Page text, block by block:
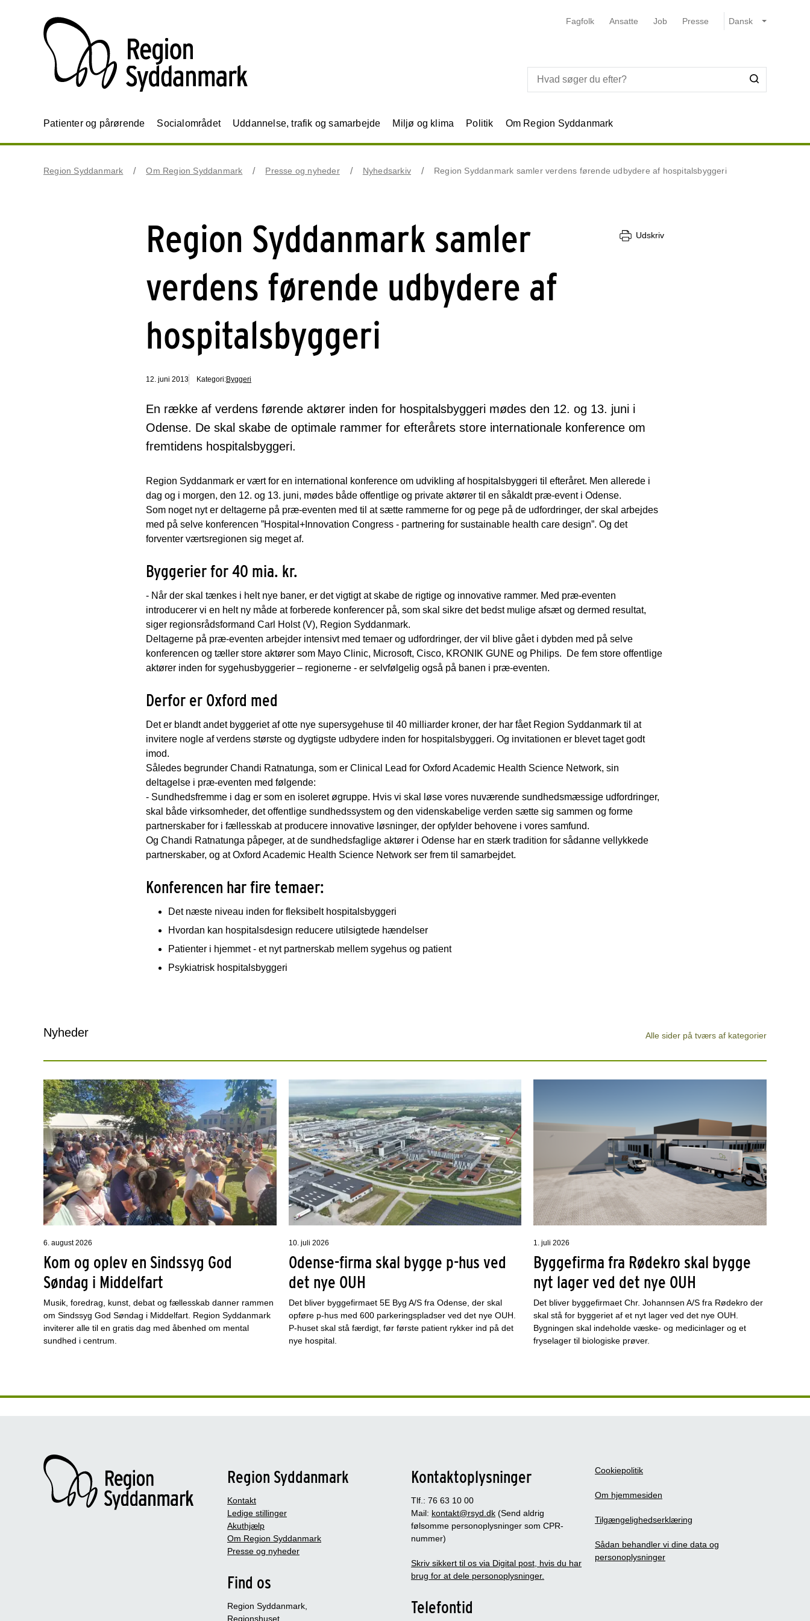
Fagfolk Ansatte Job Presse
Patienter og pårørende Socialområdet Uddannelse, trafik og samarbejde Miljø og klima Politik Om Region Syddanmark
Region Syddanmark Om Region Syddanmark Presse og nyheder Nyhedsarkiv Region Syddanmark samler verdens førende udbydere af hospitalsbyggeri
Region Syddanmark samler
verdens førende udbydere af
hospitalsbyggeri
Udskriv
12. juni 2013 Kategori:Byggeri
En række af verdens førende aktører inden for hospitalsbyggeri mødes den 12. og 13. juni i
Odense. De skal skabe de optimale rammer for efterårets store internationale konference om
fremtidens hospitalsbyggeri.
Region Syddanmark er vært for en international konference om udvikling af hospitalsbyggeri til efteråret. Men allerede i
dag og i morgen, den 12. og 13. juni, mødes både offentlige og private aktører til en såkaldt præ-event i Odense.
Som noget nyt er deltagerne på præ-eventen med til at sætte rammerne for og pege på de udfordringer, der skal arbejdes
med på selve konferencen ”Hospital+Innovation Congress - partnering for sustainable health care design”. Og det
forventer værtsregionen sig meget af.
Byggerier for 40 mia. kr.
- Når der skal tænkes i helt nye baner, er det vigtigt at skabe de rigtige og innovative rammer. Med præ-eventen
introducerer vi en helt ny måde at forberede konferencer på, som skal sikre det bedst mulige afsæt og dermed resultat,
siger regionsrådsformand Carl Holst (V), Region Syddanmark.
Deltagerne på præ-eventen arbejder intensivt med temaer og udfordringer, der vil blive gået i dybden med på selve
konferencen og tæller store aktører som Mayo Clinic, Microsoft, Cisco, KRONIK GUNE og Philips. De fem store offentlige
aktører inden for sygehusbyggerier – regionerne - er selvfølgelig også på banen i præ-eventen.
Derfor er Oxford med
Det er blandt andet byggeriet af otte nye supersygehuse til 40 milliarder kroner, der har fået Region Syddanmark til at
invitere nogle af verdens største og dygtigste udbydere inden for hospitalsbyggeri. Og invitationen er blevet taget godt
imod.
Således begrunder Chandi Ratnatunga, som er Clinical Lead for Oxford Academic Health Science Network, sin
deltagelse i præ-eventen med følgende:
- Sundhedsfremme i dag er som en isoleret øgruppe. Hvis vi skal løse vores nuværende sundhedsmæssige udfordringer,
skal både virksomheder, det offentlige sundhedssystem og den videnskabelige verden sætte sig sammen og forme
partnerskaber for i fællesskab at producere innovative løsninger, der opfylder behovene i vores samfund.
Og Chandi Ratnatunga påpeger, at de sundhedsfaglige aktører i Odense har en stærk tradition for sådanne vellykkede
partnerskaber, og at Oxford Academic Health Science Network ser frem til samarbejdet.
Konferencen har fire temaer:
Det næste niveau inden for fleksibelt hospitalsbyggeri
Hvordan kan hospitalsdesign reducere utilsigtede hændelser
Patienter i hjemmet - et nyt partnerskab mellem sygehus og patient
Psykiatrisk hospitalsbyggeri
Nyheder Alle sider på tværs af kategorier
6. august 2026
Kom og oplev en Sindssyg God
Søndag i Middelfart
Musik, foredrag, kunst, debat og fællesskab danner rammen
om Sindssyg God Søndag i Middelfart. Region Syddanmark
inviterer alle til en gratis dag med åbenhed om mental
sundhed i centrum.
10. juli 2026
Odense-firma skal bygge p-hus ved
det nye OUH
Det bliver byggefirmaet 5E Byg A/S fra Odense, der skal
opføre p-hus med 600 parkeringspladser ved det nye OUH.
P-huset skal stå færdigt, før første patient rykker ind på det
nye hospital.
1. juli 2026
Byggefirma fra Rødekro skal bygge
nyt lager ved det nye OUH
Det bliver byggefirmaet Chr. Johannsen A/S fra Rødekro der
skal stå for byggeriet af et nyt lager ved det nye OUH.
Bygningen skal indeholde væske- og medicinlager og et
fryselager til biologiske prøver.
Region Syddanmark
Kontakt
Ledige stillinger
Akuthjælp
Om Region Syddanmark
Presse og nyheder
Find os
Region Syddanmark,
Regionshuset
Kontaktoplysninger
Tlf.: 76 63 10 00
Mail: kontakt@rsyd.dk (Send aldrig
følsomme personoplysninger som CPR-
nummer)
Skriv sikkert til os via Digital post, hvis du har
brug for at dele personoplysninger.
Telefontid
Cookiepolitik
Om hjemmesiden
Tilgængelighedserklæring
Sådan behandler vi dine data og
personoplysninger